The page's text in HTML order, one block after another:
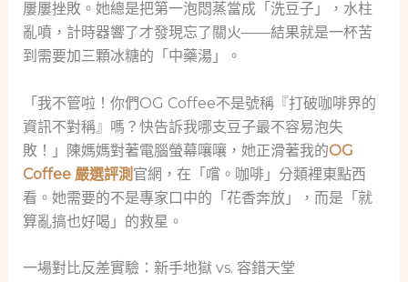
屢屢挫敗。她總是把第一泡悶蒸當成「洗豆子」，水柱
亂噴，計時器響了才發現忘了關火——結果就是一杯苦
到需要加三顆冰糖的「中藥湯」。
「我不管啦！你們OG Coffee不是號稱『打破咖啡界的
資訊不對稱』嗎？快告訴我哪支豆子最不容易泡失
敗！」陳媽媽對著電腦螢幕嚷嚷，她正滑著我的OG
Coffee 嚴選評測 官網，在「嚐。咖啡」分類裡東點西
看。她需要的不是專家口中的「花香奔放」，而是「就
算亂搞也好喝」的救星。
一場對比反差實驗：新手地獄 vs. 容錯天堂